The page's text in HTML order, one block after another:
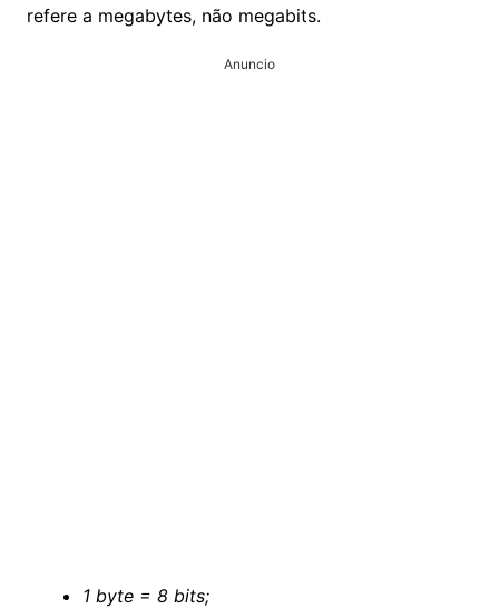
refere a megabytes, não megabits.
Anuncio
1 byte = 8 bits;